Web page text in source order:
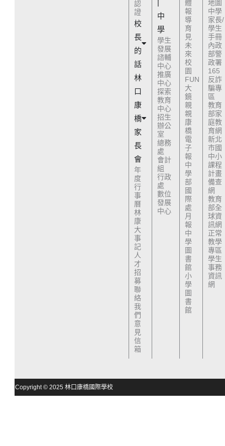
認
證
校
長
的
話
林
口
康
橋
家
長
會
年
度
行
事
曆
林
康
大
事
記
人
才
招
募
聯
絡
我
們
意
見
信
箱
|
中
學
學生
發展
諮輔
中心
推廣
中心
探索
教育
中心
招生
辦公
室
總務
處
會計
組
行政
處
數位
發展
中心
體
報
導
育
見
未
來
校
園
FUN
大
鏡
親
親
康
橋
電
子
報
中
學
部
國
際
處
月
報
中
學
圖
書
館
小
學
圖
書
館
地圖
中學
家長/
學生
手冊
內政
部警
政署
165
反詐
騙專
區
教育
部家
庭教
育網
新北
市國
中小
課程
計畫
備查
網
教育
部全
球資
訊網
正常
教學
專區
學生
事務
資訊
網
Copyright © 2025 林口康橋國際學校